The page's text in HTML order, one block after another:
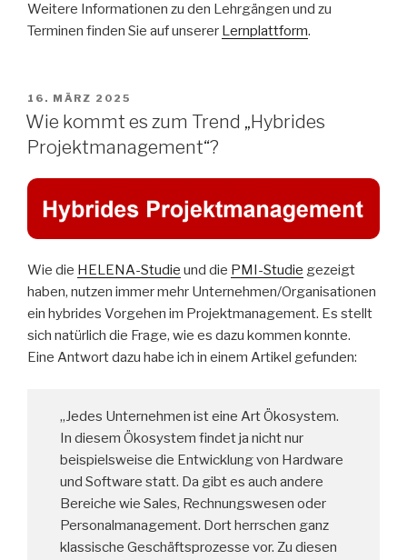
Weitere Informationen zu den Lehrgängen und zu
Terminen finden Sie auf unserer Lernplattform.
VERÖFFENTLICHT
AM
16. MÄRZ 2025
Wie kommt es zum Trend „Hybrides
Projektmanagement“?
Wie die HELENA-Studie und die PMI-Studie gezeigt
haben, nutzen immer mehr Unternehmen/Organisationen
ein hybrides Vorgehen im Projektmanagement. Es stellt
sich natürlich die Frage, wie es dazu kommen konnte.
Eine Antwort dazu habe ich in einem Artikel gefunden:
„Jedes Unternehmen ist eine Art Ökosystem.
In diesem Ökosystem findet ja nicht nur
beispielsweise die Entwicklung von Hardware
und Software statt. Da gibt es auch andere
Bereiche wie Sales, Rechnungswesen oder
Personalmanagement. Dort herrschen ganz
klassische Geschäftsprozesse vor. Zu diesen